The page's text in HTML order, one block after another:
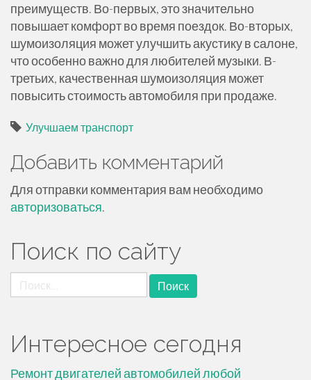
преимуществ. Во-первых, это значительно
повышает комфорт во время поездок. Во-вторых,
шумоизоляция может улучшить акустику в салоне,
что особенно важно для любителей музыки. В-
третьих, качественная шумоизоляция может
повысить стоимость автомобиля при продаже.
Улучшаем транспорт
Добавить комментарий
Для отправки комментария вам необходимо
авторизоваться.
Поиск по сайту
Найти:
Интересное сегодня
Ремонт двигателей автомобилей любой